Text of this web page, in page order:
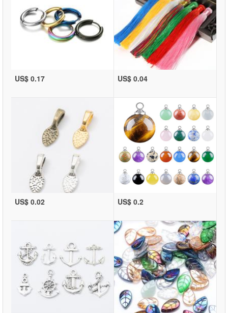
US$ 0.17 US$ 0.04
US$ 0.02 US$ 0.2